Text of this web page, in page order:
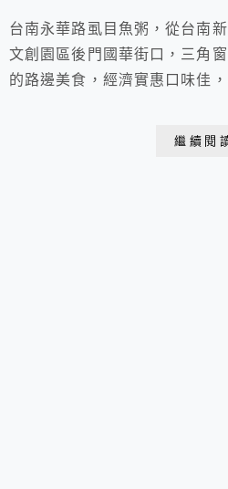
台南永華路虱目魚粥，從台南
文創園區後門國華街口，三角
的路邊美食，經濟實惠口味佳
繼續閱